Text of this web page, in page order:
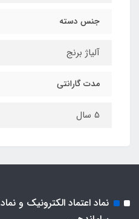
جنس دسته
آلیاژ برنج
مدت گارانتی
5 سال
نماد اعتماد الکترونیک و نماد